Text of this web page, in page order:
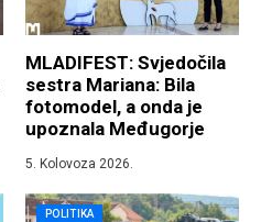
MLADIFEST: Svjedočila
sestra Mariana: Bila
fotomodel, a onda je
upoznala Međugorje
5. Kolovoza 2026.
POLITIKA